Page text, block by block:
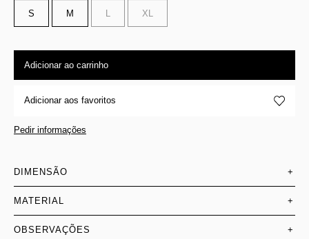
S M L XL
Adicionar ao carrinho
Adicionar aos favoritos
Pedir informações
DIMENSÃO +
MATERIAL +
OBSERVAÇÕES +